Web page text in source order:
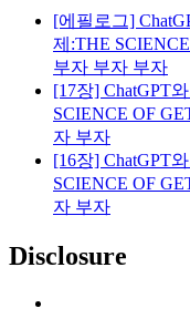
[에필로그]
제:THE
부자 부자 부자
[17장] ChatGPT
SCIENCE OF
자 부자
[16장] ChatGPT
SCIENCE OF
자 부자
Disclosure